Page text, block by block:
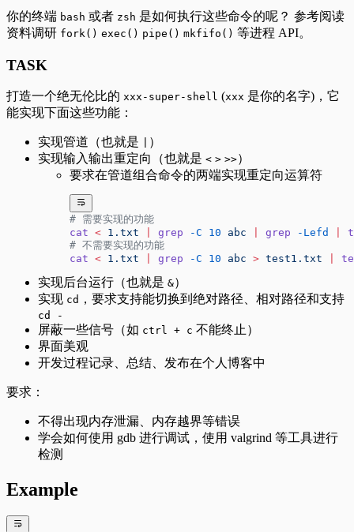
你的终端 bash 或者 zsh 是如何执行这些命令的呢？ 参考阅读
资料调研 fork() exec() pipe() mkfifo() 等进程 API。
TASK
打造一个绝无伦比的 xxx-super-shell (xxx 是你的名字)，它
能实现下面这些功能：
实现管道（也就是
）
实现输入输出重定向（也就是 < > >>）
要求在管道组合命令的两端实现重定向运算符
# 需要实现的功能
cat < 1.txt grep -C 10 abc grep -Lefd
# 不需要实现的功能
cat < 1.txt grep -C 10 abc > test1.txt
实现后台运行（也就是 &）
实现 cd ，要求支持能切换到绝对路径、相对路径和支持
cd -
屏蔽一些信号（如 ctrl + c 不能终止）
界面美观
开发过程记录、总结、发布在个人博客中
要求：
不得出现内存泄漏、内存越界等错误
学会如何使用 gdb 进行调试，使用 valgrind 等工具进行
检测
Example